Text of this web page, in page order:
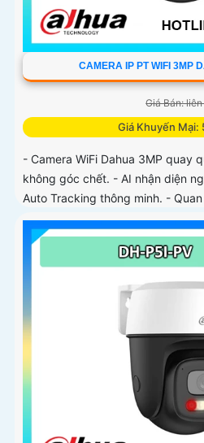
CAMERA IP PT WIFI 3MP
Giá Bán:
Giá Khuyến Mại:
- Camera WiFi Dahua 3MP quay
không góc chết. - AI nhận diện
Auto Tracking thông minh. -
chế độ (có màu ban đêm)